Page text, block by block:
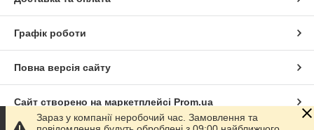
Графік роботи
Повна версія сайту
Сайт створено на маркетплейсі Prom.ua
Зараз у компанії неробочий час. Замовлення та